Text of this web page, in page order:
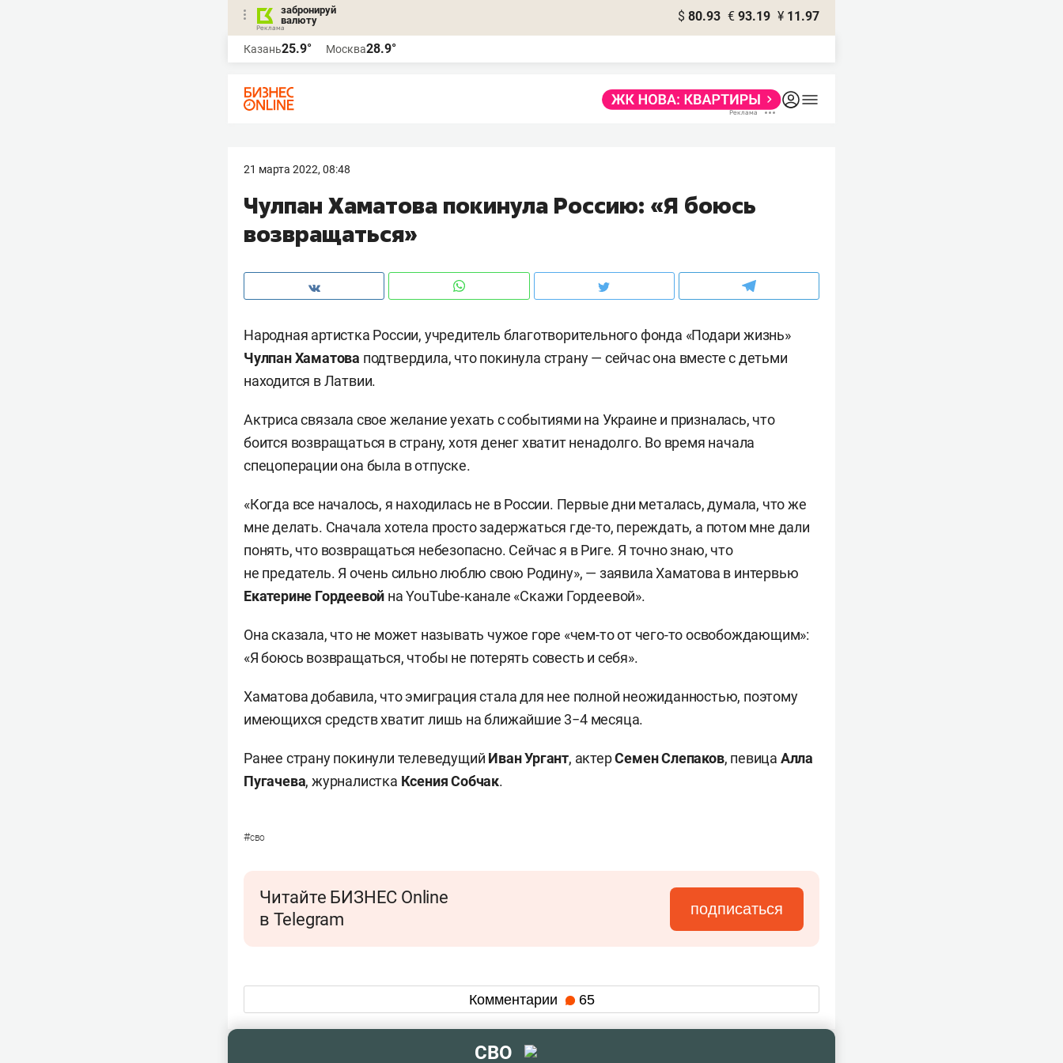
забронируй
валюту
$ 80.93 € 93.19 ¥ 11.97
Казань25.9° Москва28.9°
21 марта 2022, 08:48
Чулпан Хаматова покинула Россию: «Я боюсь
возвращаться»
Народная артистка России, учредитель благотворительного фонда «Подари жизнь»
Чулпан Хаматова подтвердила, что покинула страну — сейчас она вместе с детьми
находится в Латвии.
Актриса связала свое желание уехать с событиями на Украине и призналась, что
боится возвращаться в страну, хотя денег хватит ненадолго. Во время начала
спецоперации она была в отпуске.
«Когда все началось, я находилась не в России. Первые дни металась, думала, что же
мне делать. Сначала хотела просто задержаться где-то, переждать, а потом мне дали
понять, что возвращаться небезопасно. Сейчас я в Риге. Я точно знаю, что
не предатель. Я очень сильно люблю свою Родину», — заявила Хаматова в интервью
Екатерине Гордеевой на YouTube-канале «Скажи Гордеевой».
Она сказала, что не может называть чужое горе «чем-то от чего-то освобождающим»:
«Я боюсь возвращаться, чтобы не потерять совесть и себя».
Хаматова добавила, что эмиграция стала для нее полной неожиданностью, поэтому
имеющихся средств хватит лишь на ближайшие 3−4 месяца.
Ранее страну покинули телеведущий Иван Ургант, актерСемен Слепаков, певица Алла
Пугачева, журналистка Ксения Собчак.
#сво
Читайте БИЗНЕС Online
в Telegram
подписаться
Комментарии 65
СВО